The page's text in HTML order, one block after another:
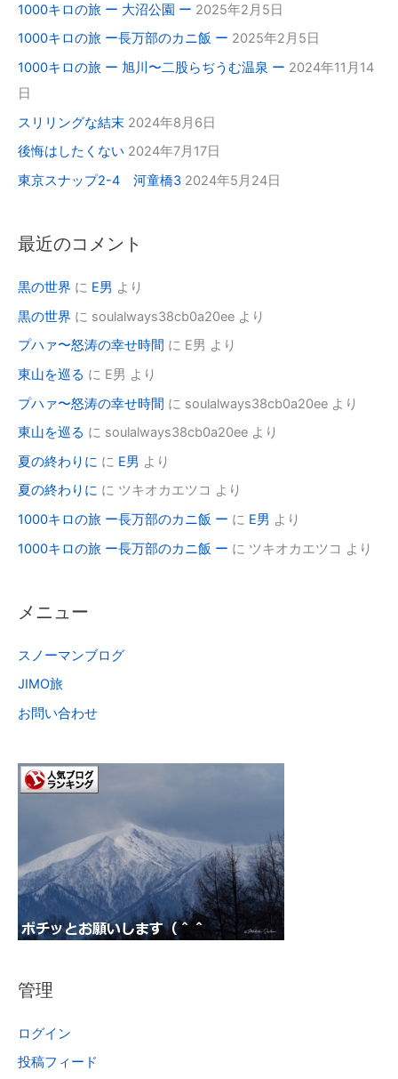
1000キロの旅 ー 大沼公園 ー 2025年2月5日
1000キロの旅 ー長万部のカニ飯 ー 2025年2月5日
1000キロの旅 ー 旭川〜二股らぢうむ温泉 ー 2024年11月14
日
スリリングな結末 2024年8月6日
後悔はしたくない 2024年7月17日
東京スナップ2-4 河童橋3 2024年5月24日
最近のコメント
黒の世界 に E男 より
黒の世界 に soulalways38cb0a20ee より
プハァ〜怒涛の幸せ時間 に E男 より
東山を巡る に E男 より
プハァ〜怒涛の幸せ時間 に soulalways38cb0a20ee より
東山を巡る に soulalways38cb0a20ee より
夏の終わりに に E男 より
夏の終わりに に ツキオカエツコ より
1000キロの旅 ー長万部のカニ飯 ー に E男 より
1000キロの旅 ー長万部のカニ飯 ー に ツキオカエツコ より
メニュー
スノーマンブログ
JIMO旅
お問い合わせ
管理
ログイン
投稿フィード